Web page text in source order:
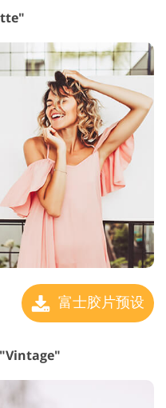
富士胶片预设